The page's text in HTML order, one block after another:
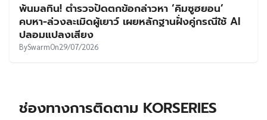
พ้นมลทิน! ตำรวจปัดตกข้อกล่าวหา ‘คิมซูฮยอน’
คบหา-ล่วงละเมิดผู้เยาว์ เผยหลักฐานฝั่งคู่กรณีใช้ AI
ปลอมแปลงเสียง
BySwarmOn29/07/2026
ช่องทางการติดตาม KORSERIES